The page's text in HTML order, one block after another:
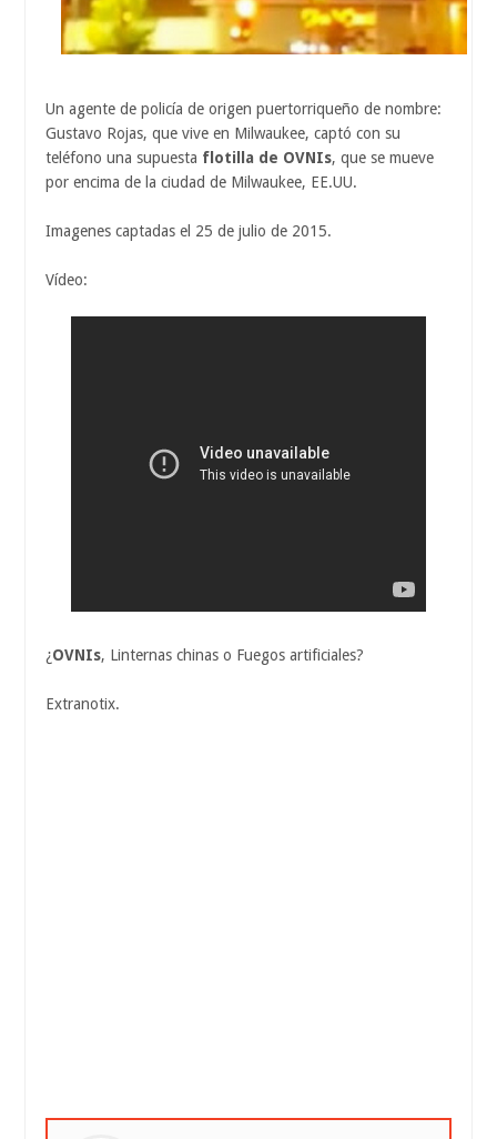
Un agente de policía de origen puertorriqueño de nombre:
Gustavo Rojas, que vive en Milwaukee, captó con su
teléfono una supuesta flotilla de OVNIs, que se mueve
por encima de la ciudad de Milwaukee, EE.UU.
Imagenes captadas el 25 de julio de 2015.
Vídeo:
¿OVNIs, Linternas chinas o Fuegos artificiales?
Extranotix.